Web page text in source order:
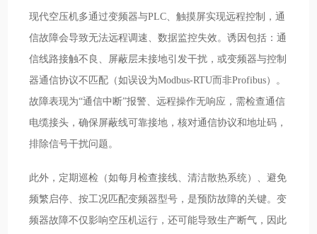
现代空压机多通过变频器与PLC、触摸屏实现远程控制，通
信故障会导致无法远程调速、数据监控失效。诱因包括：通
信线路接触不良、屏蔽层未接地引发干扰，或变频器与控制
器通信协议不匹配（如误设为Modbus-RTU而非Profibus）。
故障表现为“通信中断”报警、远程操作无响应，需检查通信
电缆接头，确保屏蔽线可靠接地，核对通信协议和地址码，
排除信号干扰问题。
此外，定期巡检（如每月检查接线、清洁散热系统）、避免
频繁启停、按工况匹配变频器型号，是预防故障的关键。变
频器故障不仅影响空压机运行，还可能导致生产断气，因此